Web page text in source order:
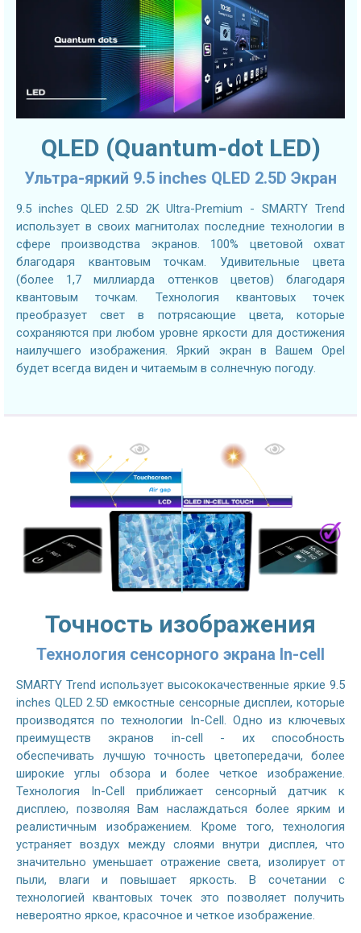
QLED (Quantum-dot LED)
Ультра-яркий 9.5 inches QLED 2.5D Экран
9.5 inches QLED 2.5D 2K Ultra-Premium - SMARTY Trend
использует в своих магнитолах последние технологии в
сфере производства экранов. 100% цветовой охват
благодаря квантовым точкам. Удивительные цвета
(более 1,7 миллиарда оттенков цветов) благодаря
квантовым точкам. Технология квантовых точек
преобразует свет в потрясающие цвета, которые
сохраняются при любом уровне яркости для достижения
наилучшего изображения. Яркий экран в Вашем Opel
будет всегда виден и читаемым в солнечную погоду.
Точность изображения
Технология сенсорного экрана In-cell
SMARTY Trend использует высококачественные яркие 9.5
inches QLED 2.5D емкостные сенсорные дисплеи, которые
производятся по технологии In-Cell. Одно из ключевых
преимуществ экранов in-cell - их способность
обеспечивать лучшую точность цветопередачи, более
широкие углы обзора и более четкое изображение.
Технология In-Cell приближает сенсорный датчик к
дисплею, позволяя Вам наслаждаться более ярким и
реалистичным изображением. Кроме того, технология
устраняет воздух между слоями внутри дисплея, что
значительно уменьшает отражение света, изолирует от
пыли, влаги и повышает яркость. В сочетании с
технологией квантовых точек это позволяет получить
невероятно яркое, красочное и четкое изображение.